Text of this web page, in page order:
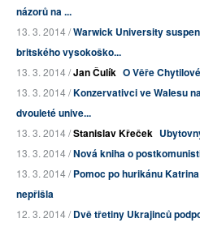
názorů na ...
13. 3. 2014 /Warwick University
britského vysokoško...
13. 3. 2014 /Jan Čulík O Věře
13. 3. 2014 /Konzervativci ve Walesu
dvouleté unive...
13. 3. 2014 /Stanislav Křeček
13. 3. 2014 /Nová kniha o
13. 3. 2014 /Pomoc po hurikánu
nepřišla
12. 3. 2014 /Dvě třetiny Ukrajinců